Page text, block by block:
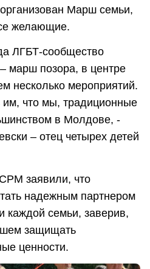
Марш семьи,
желающие.
ЛГБТ-сообщество
марш позора, в центре
несколько мероприятий.
им, что мы, традиционные
в Молдове, -
– отец четырех детей
заявили, что
надежным партнером
каждой семьи, заверив,
защищать
ценности.